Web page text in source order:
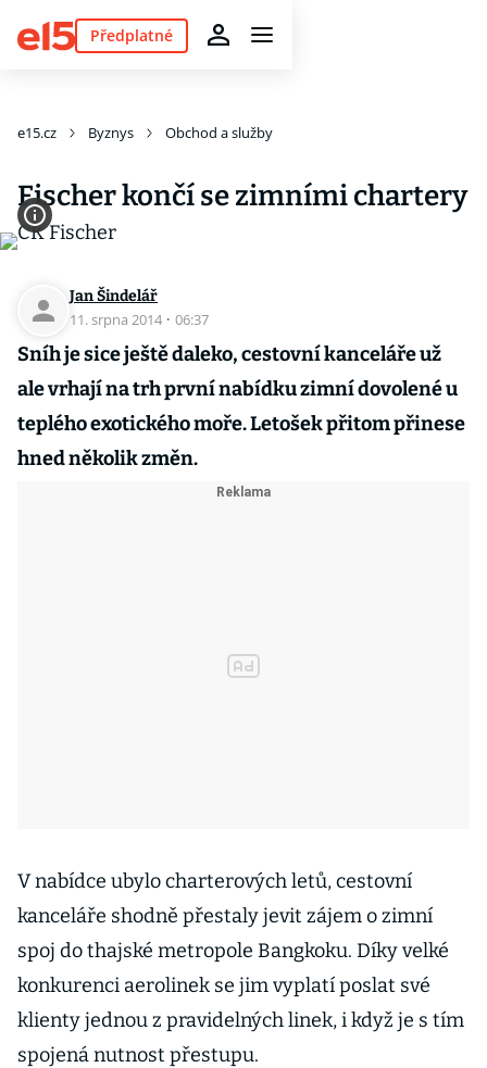
Předplatné
e15.cz Byznys Obchod a služby
Fischer končí se zimními chartery
Jan Šindelář
11. srpna 2014 · 06:37
Sníh je sice ještě daleko, cestovní kanceláře už
ale vrhají na trh první nabídku zimní dovolené u
teplého exotického moře. Letošek přitom přinese
hned několik změn.
V nabídce ubylo charterových letů, cestovní
kanceláře shodně přestaly jevit zájem o zimní
spoj do thajské metropole Bangkoku. Díky velké
konkurenci aerolinek se jim vyplatí poslat své
klienty jednou z pravidelných linek, i když je s tím
spojená nutnost přestupu.